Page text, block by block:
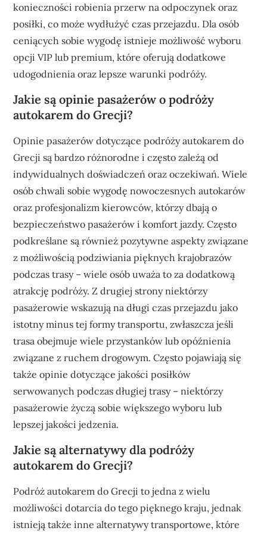
konieczności robienia przerw na odpoczynek oraz
posiłki, co może wydłużyć czas przejazdu. Dla osób
ceniących sobie wygodę istnieje możliwość wyboru
opcji VIP lub premium, które oferują dodatkowe
udogodnienia oraz lepsze warunki podróży.
Jakie są opinie pasażerów o podróży
autokarem do Grecji?
Opinie pasażerów dotyczące podróży autokarem do
Grecji są bardzo różnorodne i często zależą od
indywidualnych doświadczeń oraz oczekiwań. Wiele
osób chwali sobie wygodę nowoczesnych autokarów
oraz profesjonalizm kierowców, którzy dbają o
bezpieczeństwo pasażerów i komfort jazdy. Często
podkreślane są również pozytywne aspekty związane
z możliwością podziwiania pięknych krajobrazów
podczas trasy – wiele osób uważa to za dodatkową
atrakcję podróży. Z drugiej strony niektórzy
pasażerowie wskazują na długi czas przejazdu jako
istotny minus tej formy transportu, zwłaszcza jeśli
trasa obejmuje wiele przystanków lub opóźnienia
związane z ruchem drogowym. Często pojawiają się
także opinie dotyczące jakości posiłków
serwowanych podczas długiej trasy – niektórzy
pasażerowie życzą sobie większego wyboru lub
lepszej jakości jedzenia.
Jakie są alternatywy dla podróży
autokarem do Grecji?
Podróż autokarem do Grecji to jedna z wielu
możliwości dotarcia do tego pięknego kraju, jednak
istnieją także inne alternatywy transportowe, które